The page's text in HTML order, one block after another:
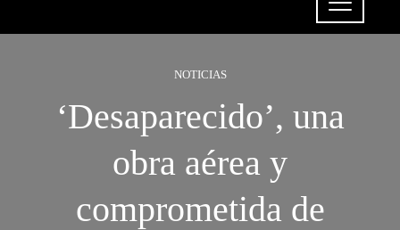
NOTICIAS
‘Desaparecido’, una
obra aérea y
comprometida de